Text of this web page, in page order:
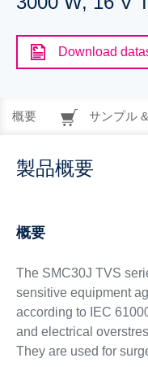
Download
概要 サンプル
製品概要
概要
The SMC30J TVS
sensitive equipment
according to IEC
and electrical
They are used for